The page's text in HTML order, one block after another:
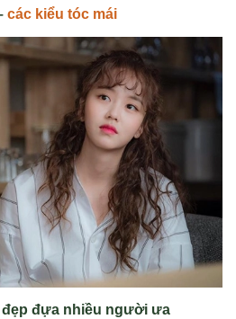
các kiểu tóc mái
đựa nhiều người ưa